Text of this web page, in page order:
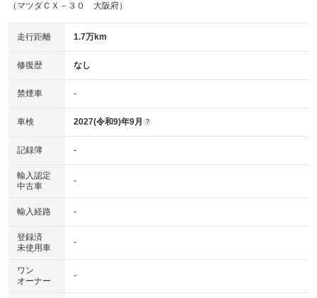
（マツダＣＸ－３０ 大阪府）
走行距離 1.7万km
修復歴 なし
禁煙車 -
車検 2027(令和9)年9月 ?
記録簿 -
輸入認定
中古車
-
輸入経路 -
登録済
未使用車
-
ワン
オーナー
-